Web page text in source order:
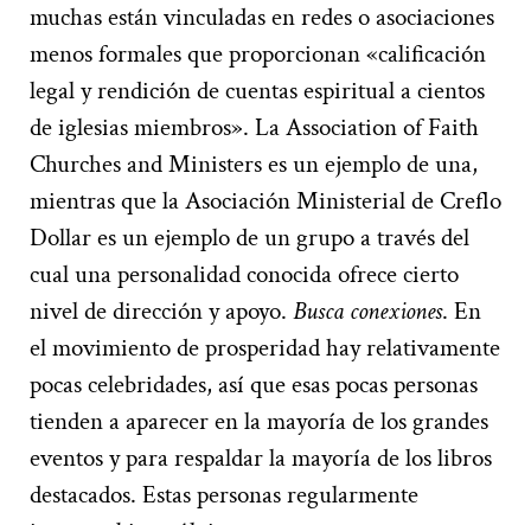
muchas están vinculadas en redes o asociaciones
menos formales que proporcionan «calificación
legal y rendición de cuentas espiritual a cientos
de iglesias miembros». La Association of Faith
Churches and Ministers es un ejemplo de una,
mientras que la Asociación Ministerial de Creflo
Dollar es un ejemplo de un grupo a través del
cual una personalidad conocida ofrece cierto
nivel de dirección y apoyo. Busca conexiones. En
el movimiento de prosperidad hay relativamente
pocas celebridades, así que esas pocas personas
tienden a aparecer en la mayoría de los grandes
eventos y para respaldar la mayoría de los libros
destacados. Estas personas regularmente